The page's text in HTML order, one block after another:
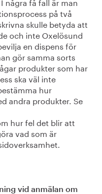
på två
skulle betyda att
och inte Oxelösund
en dispens för
gör samma sorts
produkter som har
ska väl inte
hur
andra produkter. Se
hur fel det blir att
vad som är
vid anmälan om